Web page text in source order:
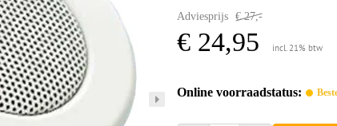
Adviesprijs € 27,-
€ 24,95 incl. 21% btw
Online voorraadstatus: